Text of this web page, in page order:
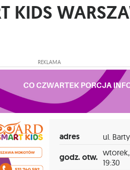
KIDS
REKLAMA
adres ul.
godz. otw. wtorek,
19:30